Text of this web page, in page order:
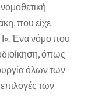
που είχε
Ένα νόμο που
όπως
όλων των
των